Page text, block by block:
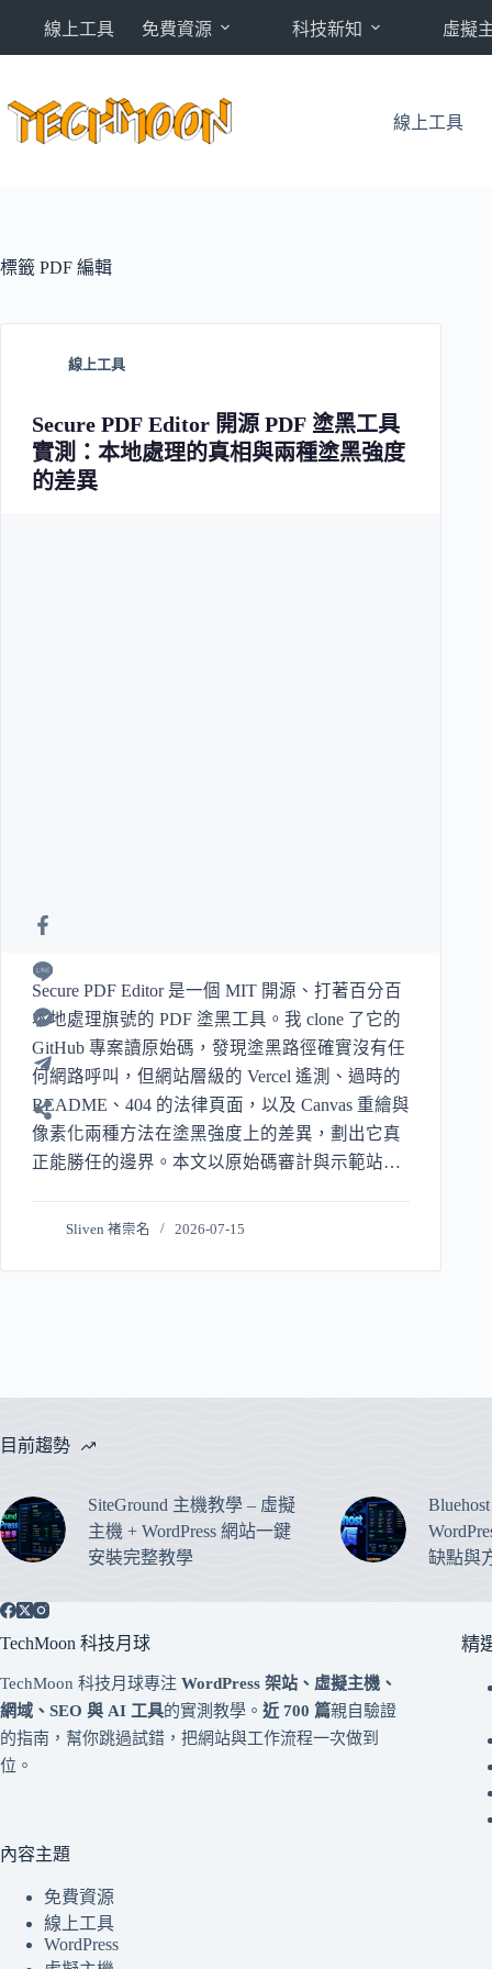
內
線上工具 免費資源 科技新知 虛擬
線上工具
標籤 PDF 編輯
線上工具
Secure PDF Editor 開源 PDF 塗黑工具
實測：本地處理的真相與兩種塗黑強度
的差異
Secure PDF Editor 是一個 MIT 開源、打著百分百
本地處理旗號的 PDF 塗黑工具。我 clone 了它的
GitHub 專案讀原始碼，發現塗黑路徑確實沒有任
何網路呼叫，但網站層級的 Vercel 遙測、過時的
README、404 的法律頁面，以及 Canvas 重繪與
像素化兩種方法在塗黑強度上的差異，劃出它真
正能勝任的邊界。本文以原始碼審計與示範站實
Sliven 褚崇名 2026-07-15
目前趨勢
SiteGround 主機教學 – 虛擬
主機 + WordPress 網站一鍵
安裝完整教學
缺點與
TechMoon 科技月球
TechMoon 科技月球專注 WordPress 架站、虛擬主機、
網域、SEO 與 AI 工具的實測教學。 近 700 篇親自驗證
的指南，幫你跳過試錯，把網站與工作流程一次做到
位。
內容主題
免費資源
線上工具
WordPress
精